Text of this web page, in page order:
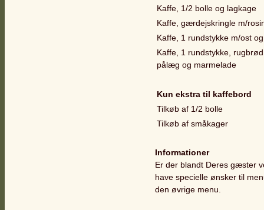
Kaffe, 1/2 bolle og lagkage
Kaffe, gærdejskringle m/
Kaffe, 1 rundstykke m/ost
Kaffe, 1 rundstykke,
pålæg og marmelade
Kun ekstra til kaffebord
Tilkøb af 1/2 bolle
Tilkøb af småkager
Informationer
Er der blandt Deres gæster
have specielle ønsker til
den øvrige menu.